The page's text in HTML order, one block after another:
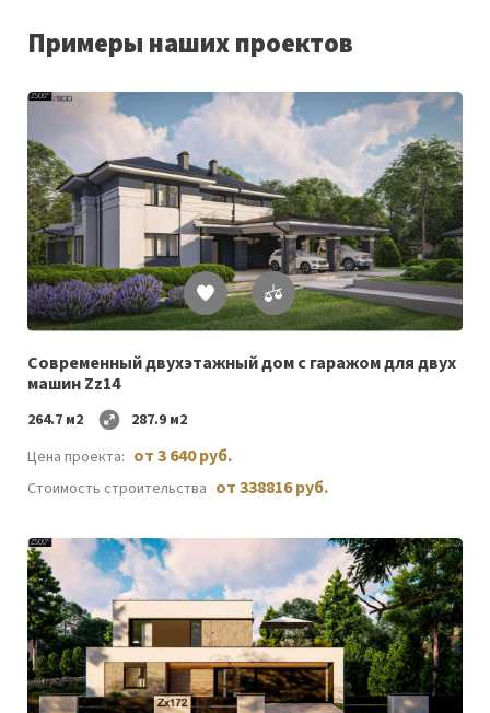
Примеры наших проектов
Список
желаемого
Современный двухэтажный дом с гаражом для двух
машин Zz14
264.7 м2
287.9 м2
Цена проекта: от 3 640 руб.
Стоимость строительства от 338816 руб.